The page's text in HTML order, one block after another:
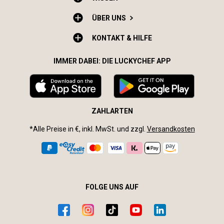
ÜBER UNS
KONTAKT & HILFE
IMMER DABEI: DIE LUCKYCHEF APP
ZAHLARTEN
*Alle Preise in €, inkl. MwSt. und zzgl. Versandkosten
FOLGE UNS AUF